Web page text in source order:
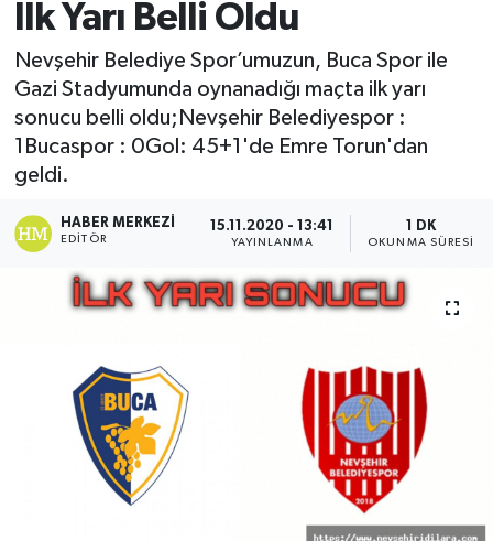
İlk Yarı Belli Oldu
Nevşehir Belediye Spor’umuzun, Buca Spor ile
Gazi Stadyumunda oynanadığı maçta ilk yarı
sonucu belli oldu;Nevşehir Belediyespor :
1Bucaspor : 0Gol: 45+1'de Emre Torun'dan
geldi.
HABER MERKEZI
EDITÖR
15.11.2020 - 13:41
YAYINLANMA
1 DK
OKUNMA SÜRESI